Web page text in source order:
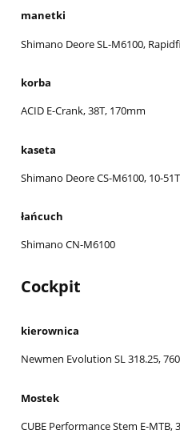
manetki
Shimano Deore SL-M6100,
korba
ACID E-Crank, 38T, 170mm
kaseta
Shimano Deore CS-M6100, 10-51T
łańcuch
Shimano CN-M6100
Cockpit
kierownica
Newmen Evolution SL 318.25,
Mostek
CUBE Performance Stem E-MTB,